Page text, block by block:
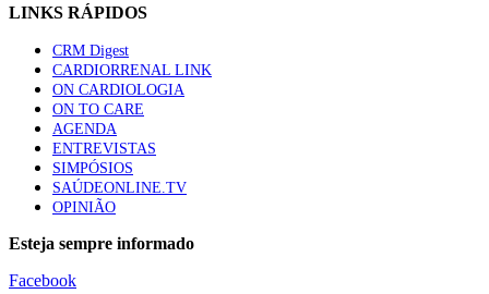
LINKS RÁPIDOS
CRM Digest
CARDIORRENAL LINK
ON CARDIOLOGIA
ON TO CARE
AGENDA
ENTREVISTAS
SIMPÓSIOS
SAÚDEONLINE.TV
OPINIÃO
Esteja sempre informado
Facebook